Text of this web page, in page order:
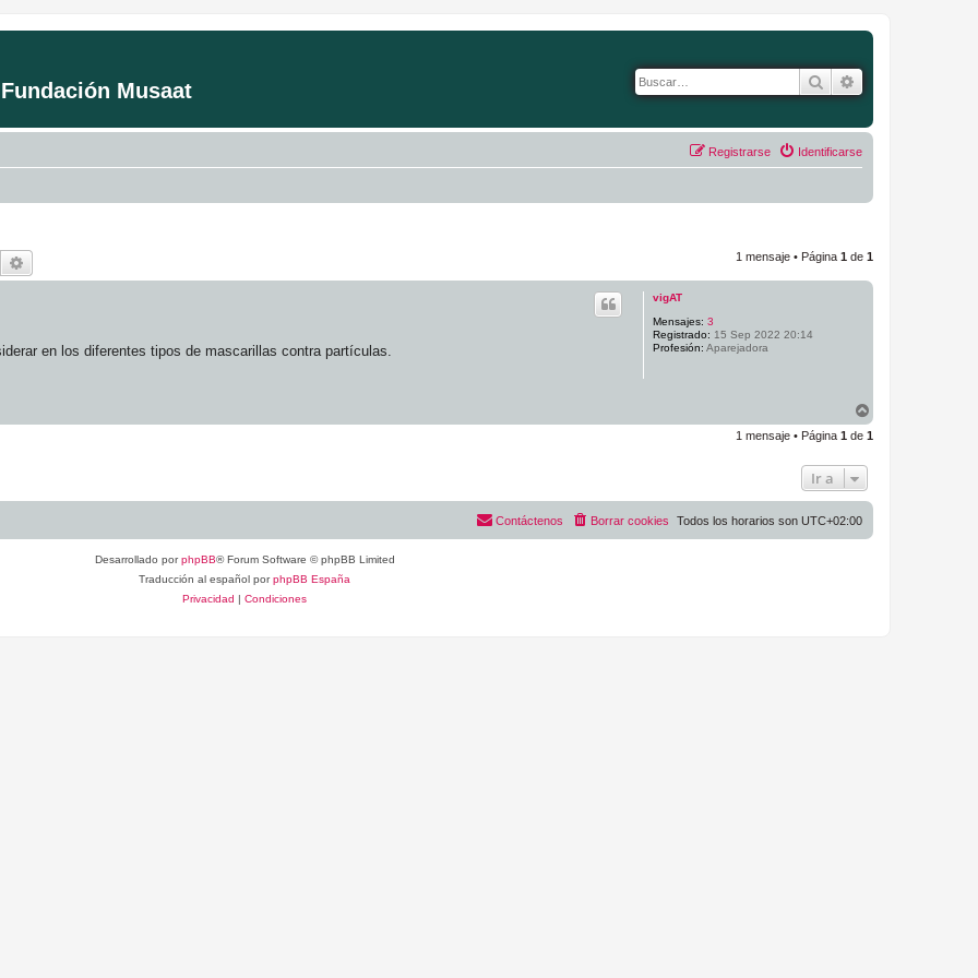
Musaat Buscar
Identificarse
Registrarse
Buscar 1 mensaje • Página 1 de 1
vigAT
Mensajes: 3
Registrado: 15 Sep 2022 20:14
Profesión: Aparejadora
en los diferentes tipos de mascarillas contra partículas.
r
r
1 mensaje • Página 1 de 1
Ir a
Todos los horarios son UTC+02:00
Borrar cookies
Contáctenos
Desarrollado porphpBB® Forum Software © phpBB Limited
Traducción al español porphpBB España
Privacidad | Condiciones